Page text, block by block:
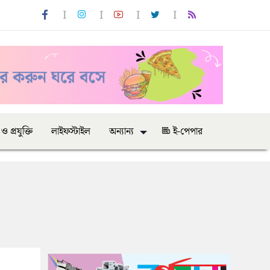
প্রযুক্তি লাইফস্টাইল অন্যান্য ই-পেপার